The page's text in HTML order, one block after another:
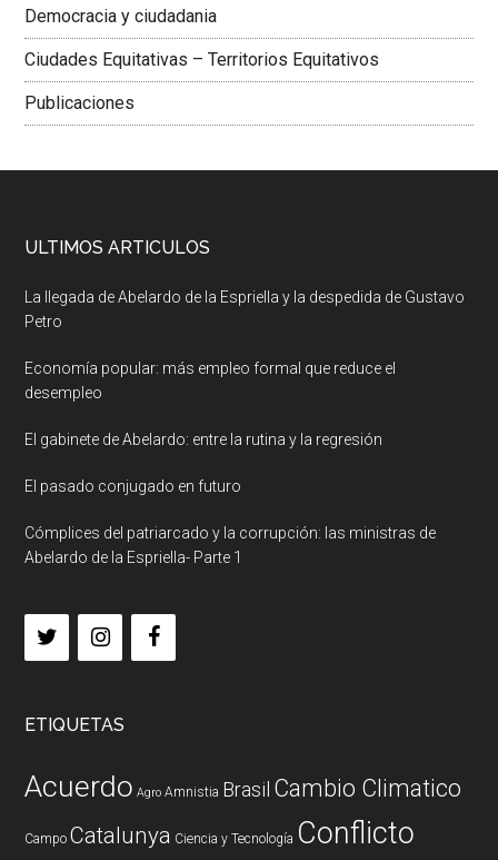
Democracia y ciudadania
Ciudades Equitativas – Territorios Equitativos
Publicaciones
ULTIMOS ARTICULOS
La llegada de Abelardo de la Espriella y la despedida de Gustavo
Petro
Economía popular: más empleo formal que reduce el
desempleo
El gabinete de Abelardo: entre la rutina y la regresión
El pasado conjugado en futuro
Cómplices del patriarcado y la corrupción: las ministras de
Abelardo de la Espriella- Parte 1
ETIQUETAS
Acuerdo Agro Amnistia Brasil Cambio Climatico
Campo Catalunya Ciencia y Tecnología Conflicto